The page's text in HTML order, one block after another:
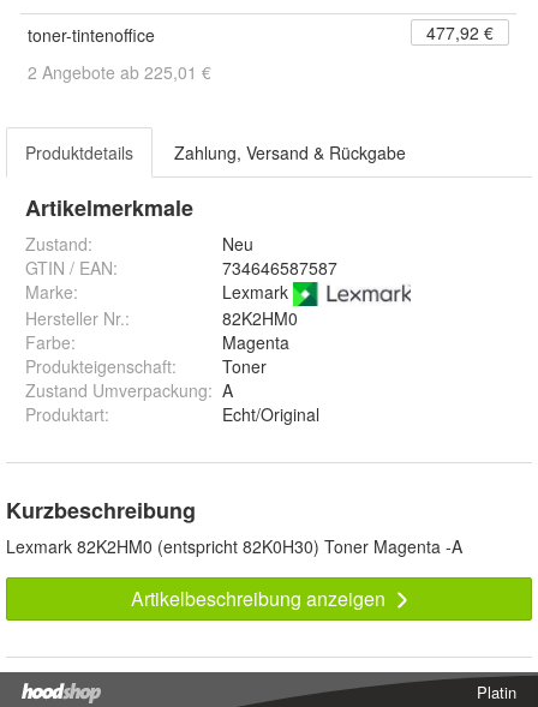
toner-tintenoffice
477,92 €
2 Angebote ab 225,01 €
Produktdetails Zahlung, Versand & Rückgabe
Artikelmerkmale
Zustand:
Neu
GTIN / EAN:
734646587587
Marke:
Lexmark
Hersteller Nr.:
82K2HM0
Farbe:
Magenta
Produkteigenschaft:
Toner
Zustand Umverpackung: A
Produktart: Echt/Original
Kurzbeschreibung
Lexmark 82K2HM0 (entspricht 82K0H30) Toner Magenta -A
Artikelbeschreibung anzeigen
Platin